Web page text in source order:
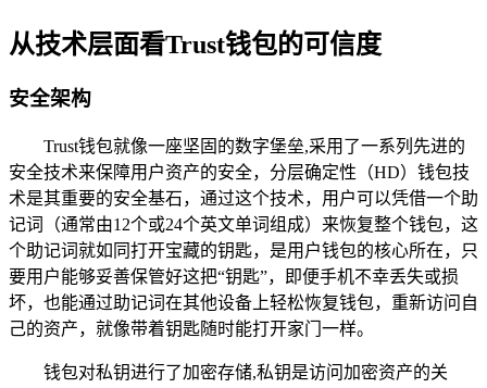
从技术层面看Trust钱包的可信度
安全架构
Trust钱包就像一座坚固的数字堡垒,采用了一系列先进的
安全技术来保障用户资产的安全，分层确定性（HD）钱包技
术是其重要的安全基石，通过这个技术，用户可以凭借一个助
记词（通常由12个或24个英文单词组成）来恢复整个钱包，这
个助记词就如同打开宝藏的钥匙，是用户钱包的核心所在，只
要用户能够妥善保管好这把“钥匙”，即便手机不幸丢失或损
坏，也能通过助记词在其他设备上轻松恢复钱包，重新访问自
己的资产，就像带着钥匙随时能打开家门一样。
钱包对私钥进行了加密存储,私钥是访问加密资产的关